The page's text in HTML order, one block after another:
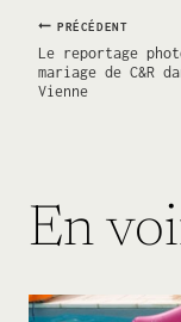
de
PRÉCÉDENT
Le reportage
mariage de C&R
Vienne
En